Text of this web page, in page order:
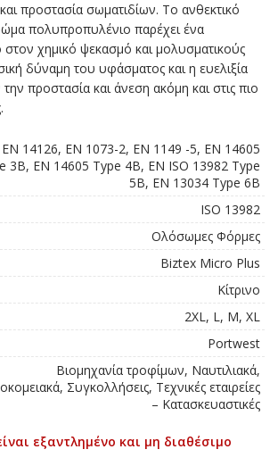
προστασία σωματιδίων. Το ανθεκτικό
πολυπροπυλένιο παρέχει ένα
στον χημικό ψεκασμό και μολυσματικούς
δύναμη του υφάσματος και η ευελιξία
προστασία και άνεση ακόμη και στις πιο
EN 14126, EN 1073-2, EN 1149 -5, EN 14605
3B, EN 14605 Type 4B, EN ISO 13982 Type
5B, EN 13034 Type 6B
ISO 13982
Ολόσωμες Φόρμες
Biztex Micro Plus
Κίτρινο
2XL, L, M, XL
Portwest
Βιομηχανία τροφίμων, Ναυτιλιακά,
Συγκολλήσεις, Τεχνικές εταιρείες
– Κατασκευαστικές
εξαντλημένο και μη διαθέσιμο